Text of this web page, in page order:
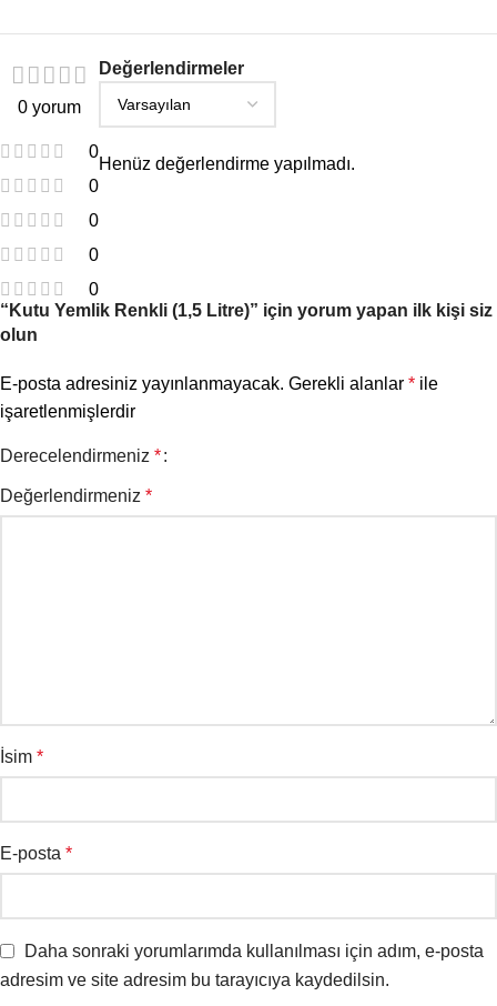
0 yorum
0
0
0
0
0
Değerlendirmeler
Henüz değerlendirme yapılmadı.
“Kutu Yemlik Renkli (1,5 Litre)” için yorum yapan ilk kişi siz
olun
E-posta adresiniz yayınlanmayacak. Gerekli alanlar * ile
işaretlenmişlerdir
Derecelendirmeniz *
Değerlendirmeniz *
İsim *
E-posta *
Daha sonraki yorumlarımda kullanılması için adım, e-posta
adresim ve site adresim bu tarayıcıya kaydedilsin.